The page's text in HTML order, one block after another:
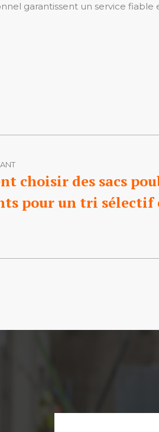
garantissent un service
choisir des sacs
pour un tri sélectif